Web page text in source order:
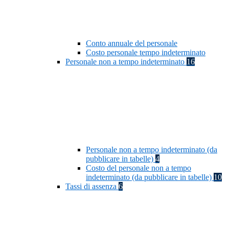
Conto annuale del personale
Costo personale tempo indeterminato
Personale non a tempo indeterminato 16
Personale non a tempo indeterminato (da
pubblicare in tabelle) 4
Costo del personale non a tempo
indeterminato (da pubblicare in tabelle) 10
Tassi di assenza 6